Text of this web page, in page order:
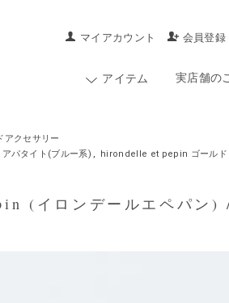
マイアカウント 会員登録
アイテム 実店舗の
アクセサリー
パタイト(ブルー系) , hirondelle et pepin ゴールド
(イロンデールエペパン